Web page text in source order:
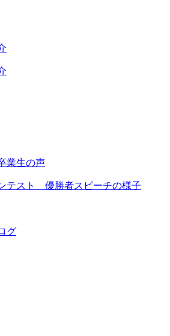
業生の声
テスト 優勝者スピーチの様子
グ